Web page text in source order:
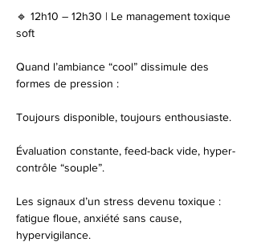
🔹 12h10 – 12h30 | Le management toxique
soft
Quand l’ambiance “cool” dissimule des
formes de pression :
Toujours disponible, toujours enthousiaste.
Évaluation constante, feed-back vide, hyper-
contrôle “souple”.
Les signaux d’un stress devenu toxique :
fatigue floue, anxiété sans cause,
hypervigilance.